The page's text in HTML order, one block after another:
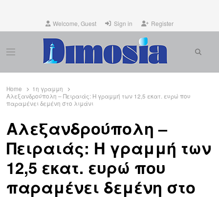
Welcome, Guest Sign in Register
Menu
Home
1η γραμμη
Αλεξανδρούπολη – Πειραιάς: Η γραμμή των 12,5 εκατ. ευρώ που
παραμένει δεμένη στο λιμάνι
Αλεξανδρούπολη –
Πειραιάς: Η γραμμή των
12,5 εκατ. ευρώ που
παραμένει δεμένη στο